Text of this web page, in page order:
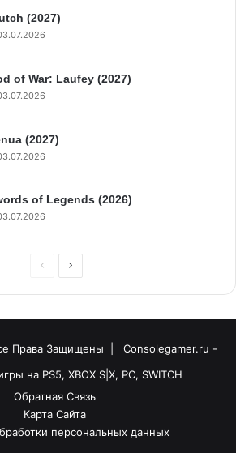
(2027)
of War: Laufey (2027)
(2027)
of Legends (2026)
Права Защищены |
Consolegamer.ru -
на PS5, XBOX S|X, PC, SWITCH
Обратная Связь
Карта Сайта
персональных данных